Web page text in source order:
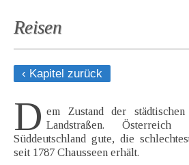
Reisen
‹ Kapitel zurück
D em Zustand der
Landstraßen.
Süddeutschland gute, die
seit 1787 Chausseen erhält.